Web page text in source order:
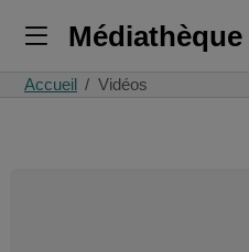
Accueil Vidéos